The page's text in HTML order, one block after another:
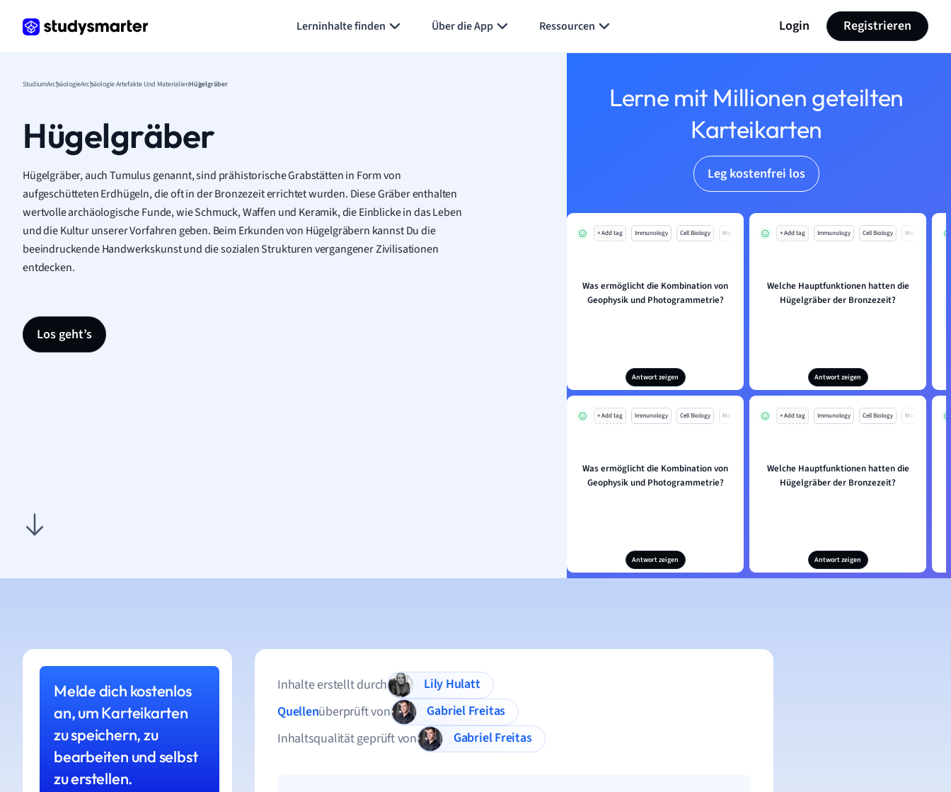
Lerninhalte finden Über die App Ressourcen Login Registrieren
StudiumArchäologieArchäologie Artefakte Und MaterialienHügelgräber
Hügelgräber
Hügelgräber, auch Tumulus genannt, sind prähistorische Grabstätten in Form von
aufgeschütteten Erdhügeln, die oft in der Bronzezeit errichtet wurden. Diese Gräber enthalten
wertvolle archäologische Funde, wie Schmuck, Waffen und Keramik, die Einblicke in das Leben
und die Kultur unserer Vorfahren geben. Beim Erkunden von Hügelgräbern kannst Du die
beeindruckende Handwerkskunst und die sozialen Strukturen vergangener Zivilisationen
entdecken.
Los geht’s
Lerne mit Millionen geteilten
Karteikarten
Leg kostenfrei los
+ Add tag Immunology Cell Biology Mo
Was ermöglicht die Kombination von
Geophysik und Photogrammetrie?
Antwort zeigen
+ Add tag Immunology Cell Biology Mo
Welche Hauptfunktionen hatten die
Hügelgräber der Bronzezeit?
Antwort zeigen
+ Add tag Immunology Cell Biology Mo
Was ermöglicht die Kombination von
Geophysik und Photogrammetrie?
Antwort zeigen
+ Add tag Immunology Cell Biology Mo
Welche Hauptfunktionen hatten die
Hügelgräber der Bronzezeit?
Antwort zeigen
Melde dich kostenlos
an, um Karteikarten
zu speichern, zu
bearbeiten und selbst
zu erstellen.
Inhalte erstellt durch
Lily Hulatt
Quellenüberprüft von
Gabriel Freitas
Inhaltsqualität geprüft von
Gabriel Freitas